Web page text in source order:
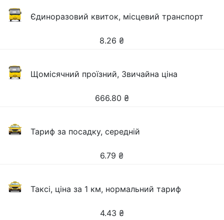
Єдиноразовий квиток, місцевий транспорт
8.26 ₴
Щомісячний проїзний, Звичайна ціна
666.80 ₴
Тариф за посадку, середній
6.79 ₴
Таксі, ціна за 1 км, нормальний тариф
4.43 ₴